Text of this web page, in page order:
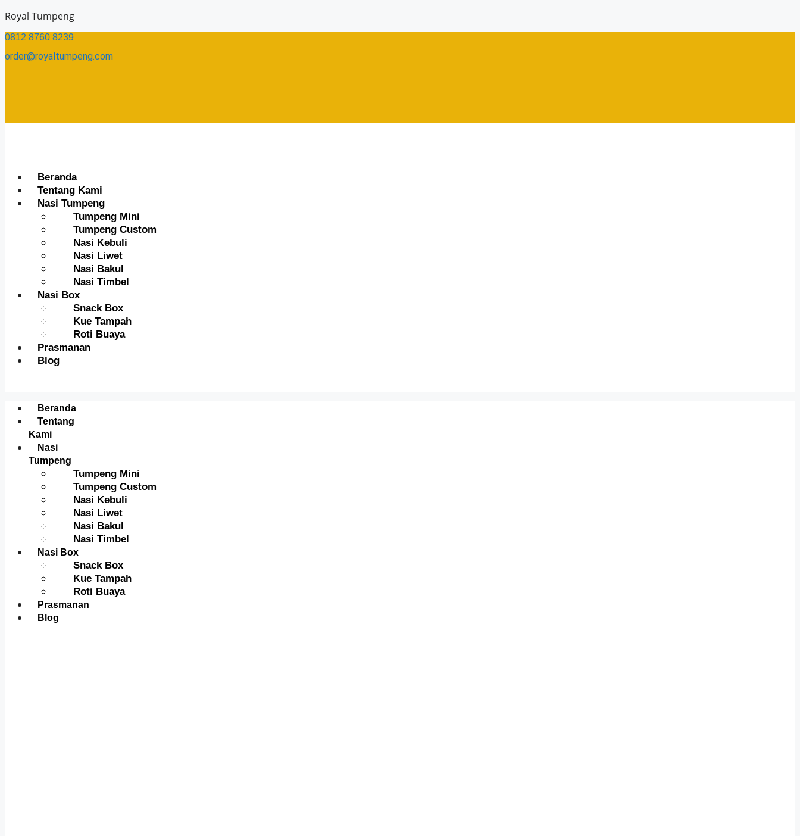
Skip
content
Royal Tumpeng
0812 8760 8239​
order@royaltumpeng.com​
Menu
Beranda
Tentang Kami
Nasi Tumpeng
Tumpeng Mini
Tumpeng Custom
Nasi Kebuli
Nasi Liwet
Nasi Bakul
Nasi Timbel
Nasi Box
Snack Box
Kue Tampah
Roti Buaya
Prasmanan
Blog
Menu
Beranda
Tentang
Kami
Nasi
Tumpeng
Tumpeng Mini
Tumpeng Custom
Nasi Kebuli
Nasi Liwet
Nasi Bakul
Nasi Timbel
Nasi Box
Snack Box
Kue Tampah
Roti Buaya
Prasmanan
Blog